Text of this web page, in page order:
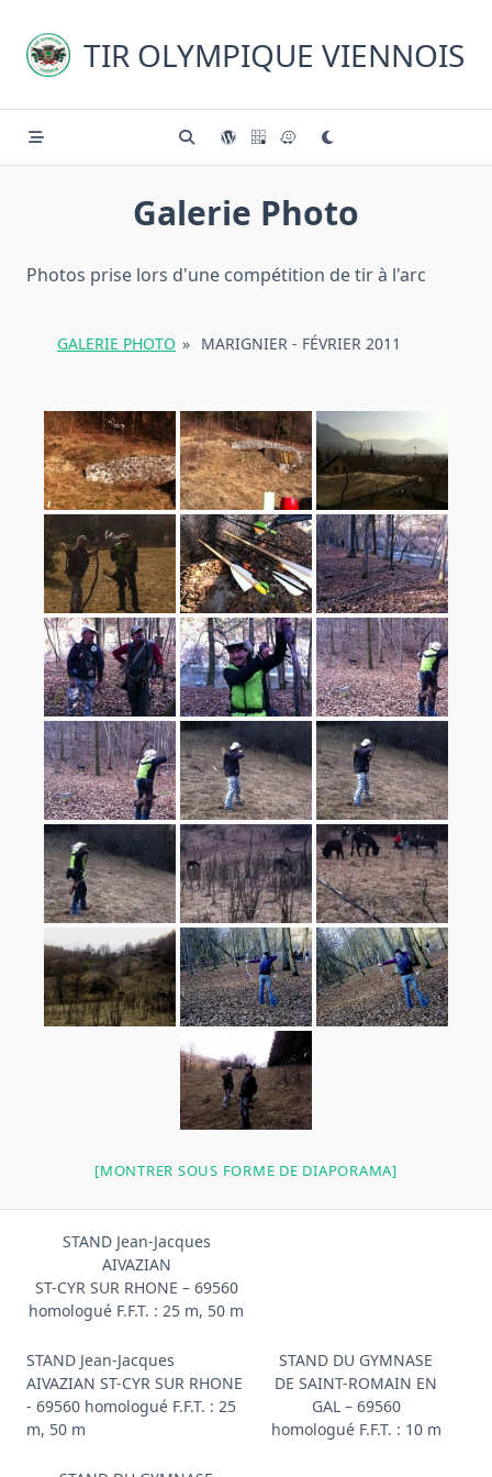
content
TIR OLYMPIQUE VIENNOIS
Galerie Photo
Photos prise lors d'une compétition de tir à l'arc
GALERIE PHOTO » MARIGNIER - FÉVRIER 2011
[MONTRER SOUS FORME DE DIAPORAMA]
STAND Jean-Jacques
AIVAZIAN
ST-CYR SUR RHONE – 69560
homologué F.F.T. : 25 m, 50 m
STAND Jean-Jacques
AIVAZIAN ST-CYR SUR RHONE
- 69560 homologué F.F.T. : 25
m, 50 m
STAND DU GYMNASE
DE SAINT-ROMAIN EN
GAL – 69560
homologué F.F.T. : 10 m